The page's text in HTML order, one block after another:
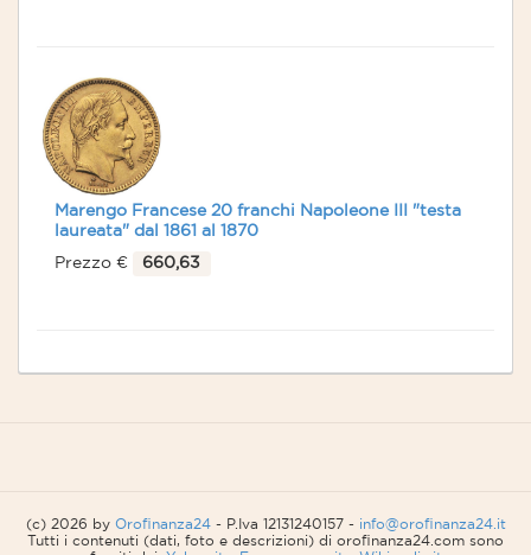
Marengo Francese 20 franchi Napoleone III "testa
laureata" dal 1861 al 1870
Prezzo €
660,63
(c) 2026 by Orofinanza24- P.Iva 12131240157 - info@orofinanza24.it
Tutti i contenuti (dati, foto e descrizioni) di orofinanza24.com sono